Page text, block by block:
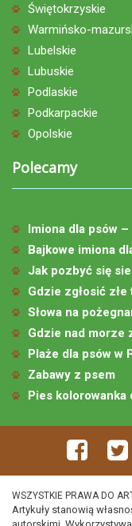
Świętokrzyskie
Warmińsko-
Lubelskie
Lubuskie
Podlaskie
Podkarpackie
Opolskie
Polecamy
Imiona dla psów
Bajkowe imiona
Jak pozbyć się
Gdzie zgłosić
Słowa na
Gdzie nad morze
Plaże dla psów w
Zabawy z psem
Pies kolorowanka
WSZYSTKIE PRAWA DO
Artykuły stanowią